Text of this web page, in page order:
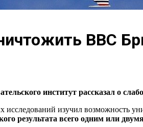
ВВС
институт рассказал о
исследований изучил возможность
результата всего одним или